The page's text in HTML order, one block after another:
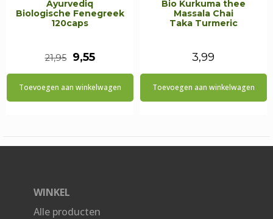
Ayurvediq
Biologische Fenegreek
120caps
21,95
Oorspronkelijke
prijs
9,55Huidige
prijs
Toevoegen aan winkelwagen
Bio Kurkuma thee
Massala Chai
Taka Turmeric
3,99
Toevoegen aan winkelwagen
WINKEL
Alle producten